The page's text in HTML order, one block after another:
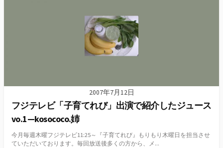
2007年7月12日
フジテレビ「子育てれび」出演で紹介したジュース
vo.1—kosococo.姉
今月毎週木曜フジテレビ11:25～『子育てれび』もりもり木曜日を担当させ
ていただいております。毎回放送後多くの方から、メ...